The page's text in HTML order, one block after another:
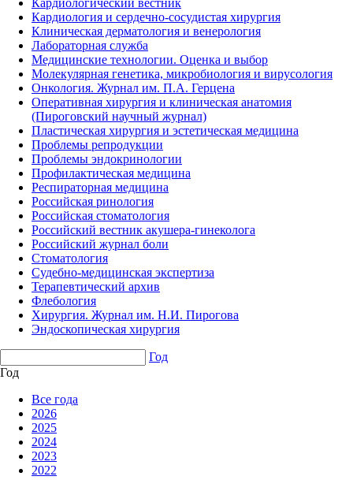
Кардиологический вестник
Кардиология и сердечно-сосудистая хирургия
Клиническая дерматология и венерология
Лабораторная служба
Медицинские технологии. Оценка и выбор
Молекулярная генетика, микробиология и вирусология
Онкология. Журнал им. П.А. Герцена
Оперативная хирургия и клиническая анатомия
(Пироговский научный журнал)
Пластическая хирургия и эстетическая медицина
Проблемы репродукции
Проблемы эндокринологии
Профилактическая медицина
Респираторная медицина
Российская ринология
Российская стоматология
Российский вестник акушера-гинеколога
Российский журнал боли
Стоматология
Судебно-медицинская экспертиза
Терапевтический архив
Флебология
Хирургия. Журнал им. Н.И. Пирогова
Эндоскопическая хирургия
Год
Год
Все года
2026
2025
2024
2023
2022